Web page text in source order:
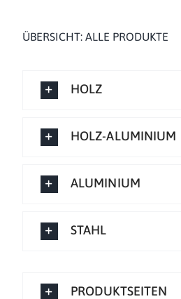
ÜBERSICHT: ALLE PRODUKTE
HOLZ
HOLZ-ALUMINIUM
ALUMINIUM
STAHL
PRODUKTSEITEN